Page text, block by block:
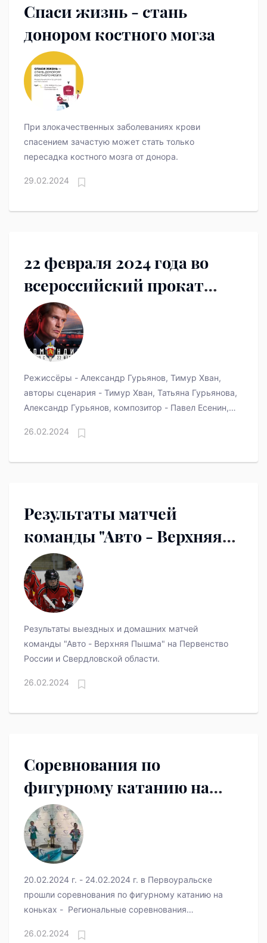
Спаси жизнь - стань
донором костного могза
При злокачественных заболеваниях крови
спасением зачастую может стать только
пересадка костного мозга от донора.
29.02.2024
22 февраля 2024 года во
всероссийский прокат
выходит полнометражный
художественный фильм
«Командир».
Режиссёры - Александр Гурьянов, Тимур Хван,
авторы сценария - Тимур Хван, Татьяна Гурьянова,
Александр Гурьянов, композитор - Павел Есенин,
В главных ролях - Кирилл Зайцев, Артём Ткаченко,
26.02.2024
Результаты матчей
команды "Авто - Верхняя
Пышма" в прошедшие
выходные
Результаты выездных и домашних матчей
команды "Авто - Верхняя Пышма" на Первенство
России и Свердловской области.
26.02.2024
Соревнования по
фигурному катанию на
коньках
20.02.2024 г. - 24.02.2024 г. в Первоуральске
прошли соревнования по фигурному катанию на
коньках - Региональные соревнования
Федераций – Трофей Европа-Азия», Региональный
26.02.2024